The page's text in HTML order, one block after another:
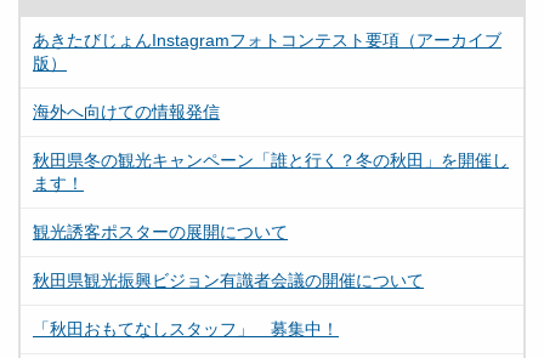
あきたびじょんInstagramフォトコンテスト要項（アーカイブ
版）
海外へ向けての情報発信
秋田県冬の観光キャンペーン「誰と行く？冬の秋田」を開催し
ます！
観光誘客ポスターの展開について
秋田県観光振興ビジョン有識者会議の開催について
「秋田おもてなしスタッフ」 募集中！